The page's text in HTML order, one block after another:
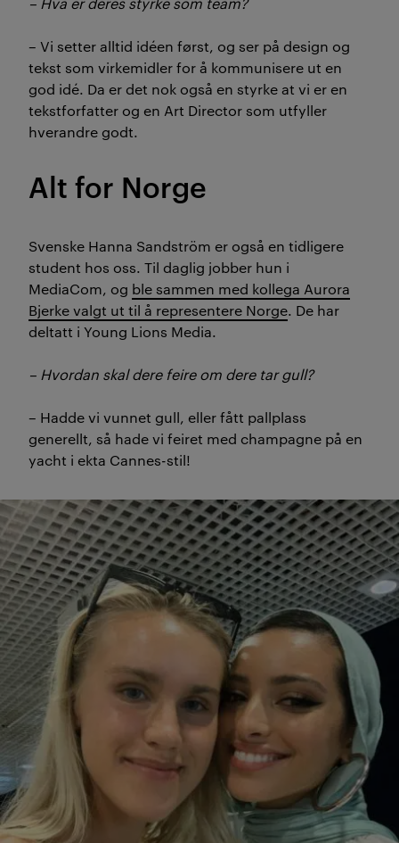
– Vi setter alltid idéen først, og ser på design og
tekst som virkemidler for å kommunisere ut en
god idé. Da er det nok også en styrke at vi er en
tekstforfatter og en Art Director som utfyller
hverandre godt.
Alt for Norge
Svenske Hanna Sandström er også en tidligere
student hos oss. Til daglig jobber hun i
MediaCom, og ble sammen med kollega Aurora
Bjerke valgt ut til å representere Norge. De har
deltatt i Young Lions Media.
– Hvordan skal dere feire om dere tar gull?
– Hadde vi vunnet gull, eller fått pallplass
generellt, så hade vi feiret med champagne på en
yacht i ekta Cannes-stil!